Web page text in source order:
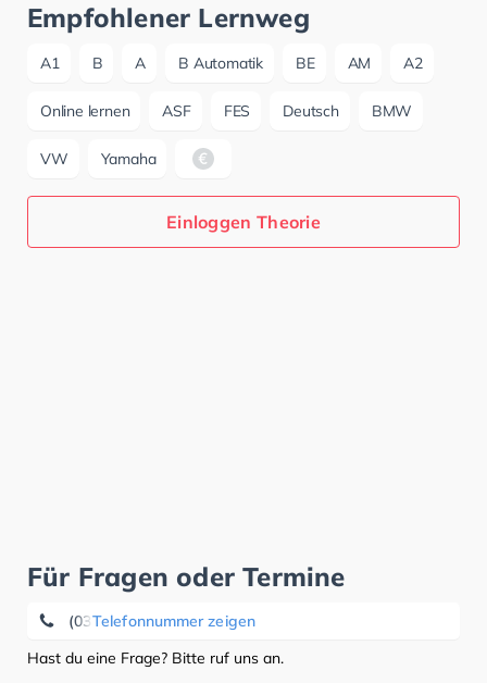
Empfohlener Lernweg
A1 B A B Automatik BE AM A2
Online lernen ASF FES Deutsch BMW
VW Yamaha
Einloggen Theorie
Für Fragen oder Termine
Telefonnummer zeigen
(0391) 5 43 54 08
Hast du eine Frage? Bitte ruf uns an.